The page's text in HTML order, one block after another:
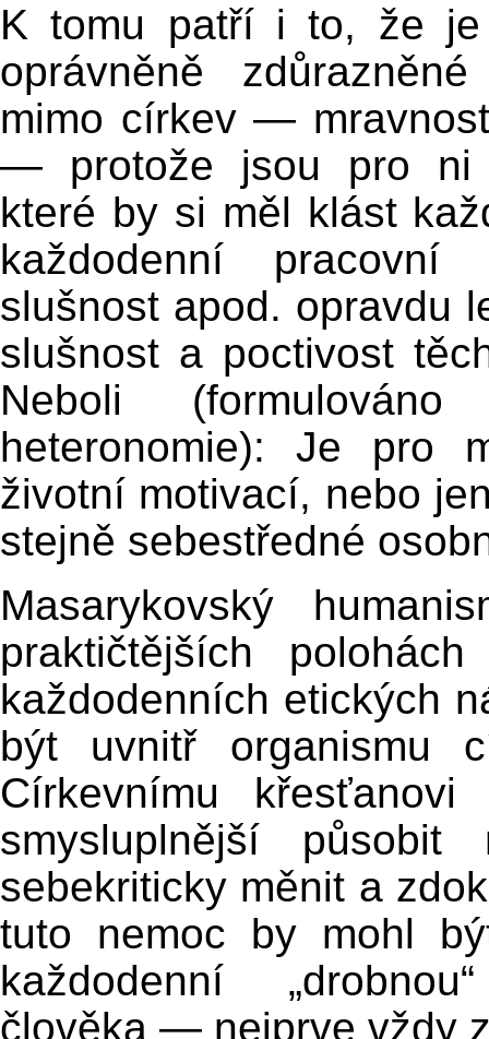
K tomu patří i to, že je
oprávněně
mimo církev —
— protože jsou pro ni
které by si měl klást
každodenní pracovní
slušnost apod. opravdu
slušnost a poctivost
Neboli
heteronomie): Je pro
životní motivací, nebo
stejně sebestředné
Masarykovský
praktičtějších
každodenních etických
být uvnitř organismu
Církevnímu
smysluplnější
sebekriticky měnit a
tuto nemoc by mohl
každodenní
člověka — nejprve vždy